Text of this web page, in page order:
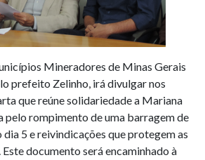
Mineradores de Minas Gerais
prefeito Zelinho, irá divulgar nos
que reúne solidariedade a Mariana
pelo rompimento de uma barragem de
5 e reivindicações que protegem as
documento será encaminhado à